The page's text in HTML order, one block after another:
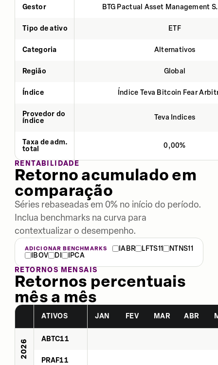
Gestor BTG Pactual Asset Management
Tipo de ativo ETF
Categoria Alternativos
Região Global
Índice Índice Teva Bitcoin Fear
Provedor do
índice
Teva Indices
Taxa de adm.
total
0,00%
RENTABILIDADE
Retorno acumulado em
comparação
Séries rebaseadas em 0% no início do período.
Inclua benchmarks na curva para
contextualizar o desempenho.
ADICIONAR BENCHMARKS IABR LFTS11
NTNS11
IBOV
DI
IPCA
RETORNOS MENSAIS
Retornos percentuais
mês a mês
ATIVOS JAN FEV MAR ABR
2026 ABTC11
PRAF11